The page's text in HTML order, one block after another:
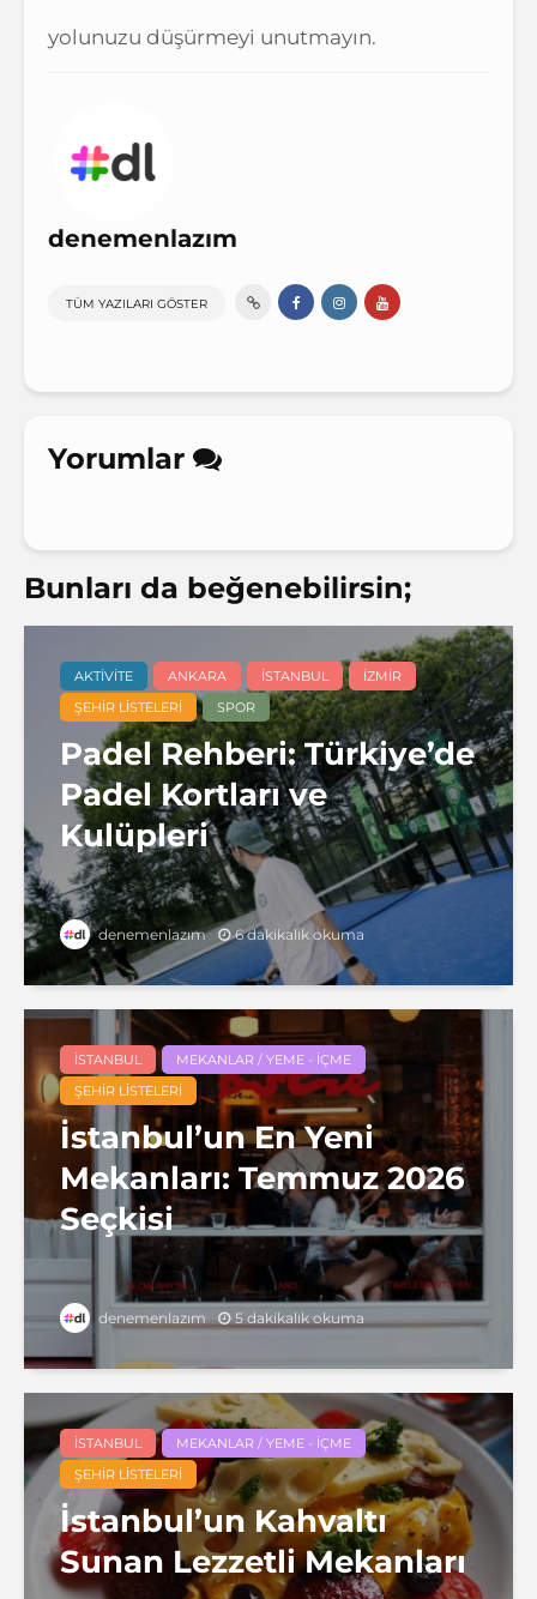
yolunuzu düşürmeyi unutmayın.
denemenlazım
TÜM YAZILARI GÖSTER
Yorumlar
Bunları da beğenebilirsin;
AKTIVITE ANKARA İSTANBUL
İZMIR
ŞEHIR LISTELERI
SPOR
Padel Rehberi: Türkiye’de
Padel Kortları ve
Kulüpleri
denemenlazım 6 dakikalık okuma
İSTANBUL
MEKANLAR / YEME - İÇME
ŞEHIR LISTELERI
İstanbul’un En Yeni
Mekanları: Temmuz 2026
Seçkisi
denemenlazım 5 dakikalık okuma
İSTANBUL
MEKANLAR / YEME - İÇME
ŞEHIR LISTELERI
İstanbul’un Kahvaltı
Sunan Lezzetli Mekanları